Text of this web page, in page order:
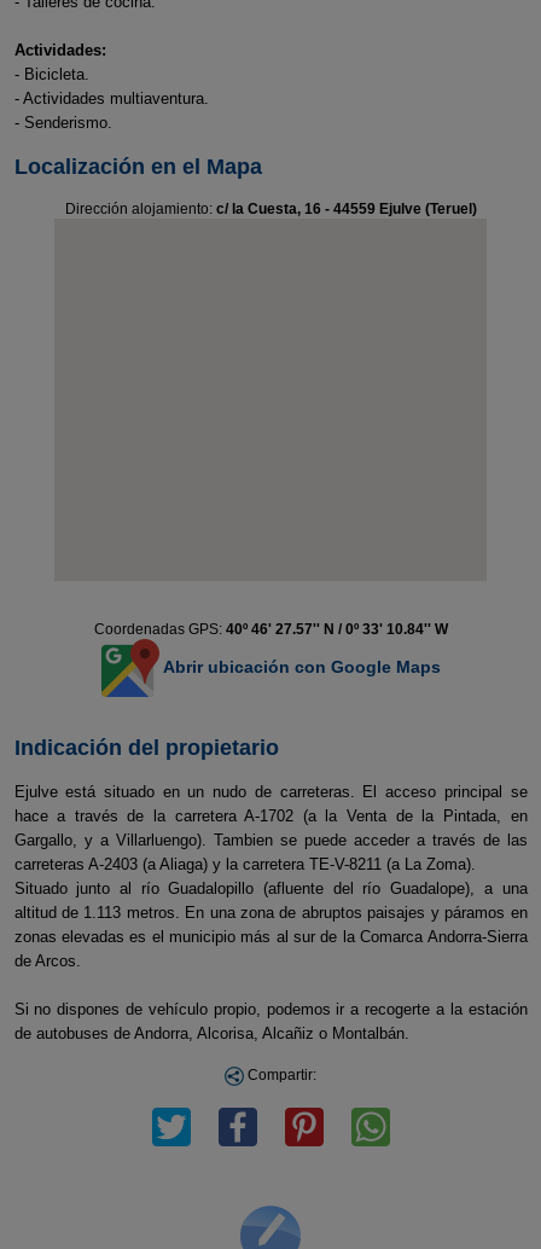
Actividades:
- Bicicleta.
- Actividades multiaventura.
- Senderismo.
Localización en el Mapa
Dirección alojamiento: c/ la Cuesta, 16 - 44559 Ejulve (Teruel)
Coordenadas GPS: 40º 46' 27.57'' N / 0º 33' 10.84'' W
Abrir ubicación con Google Maps
Indicación del propietario
Ejulve está situado en un nudo de carreteras. El acceso principal se
hace a través de la carretera A-1702 (a la Venta de la Pintada, en
Gargallo, y a Villarluengo). Tambien se puede acceder a través de las
carreteras A-2403 (a Aliaga) y la carretera TE-V-8211 (a La Zoma).
Situado junto al río Guadalopillo (afluente del río Guadalope), a una
altitud de 1.113 metros. En una zona de abruptos paisajes y páramos en
zonas elevadas es el municipio más al sur de la Comarca Andorra-Sierra
de Arcos.
Si no dispones de vehículo propio, podemos ir a recogerte a la estación
de autobuses de Andorra, Alcorisa, Alcañiz o Montalbán.
Compartir: